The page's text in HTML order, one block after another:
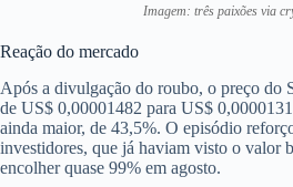
Imagem: três paixões via
Reação do mercado
Após a divulgação do roubo, o preço do
de US$ 0,00001482 para US$
ainda maior, de 43,5%. O episódio
investidores, que já haviam visto o valor
encolher quase 99% em agosto.